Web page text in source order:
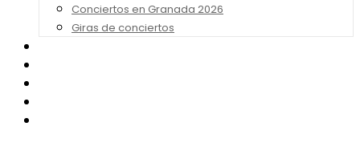
Conciertos en Granada 2026
Giras de conciertos